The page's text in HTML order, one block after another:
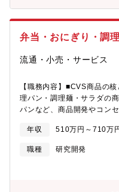
ージ、販売指示書の作成な
社商品・お客様の動向をキ
要とするポジションです。■
化の為。
弁当・おにぎり・調
流通・小売・サービス
【職務内容】■CVS商品の
理パン・調理麺・サラダの
パンなど、商品開発やコン
ケジュール管理【魅力】■
い商品やサービスを提供す
者として、革新的なアイデ
きます。■多様な商品カテ
年収 510万円～710万
職種
研究開発